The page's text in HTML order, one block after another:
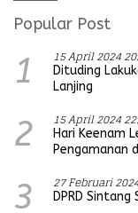
Popular Post
1 15 April 2024
Dituding
Lanjing
2 15 April 2024
Hari Keenam
Pengamanan
3 27 Februari
DPRD